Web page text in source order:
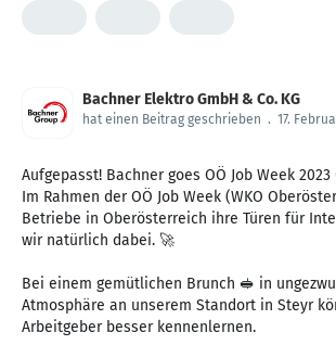
Bachner Elektro GmbH & Co. KG
hat einen Beitrag geschrieben . 17.
Aufgepasst! Bachner goes OÖ Job Week 2023
Im Rahmen der OÖ Job Week (WKO
Betriebe in Oberösterreich ihre Türen für
wir natürlich dabei. 🚀
Bei einem gemütlichen Brunch 🥪 in
Atmosphäre an unserem Standort in Steyr
Arbeitgeber besser kennenlernen.